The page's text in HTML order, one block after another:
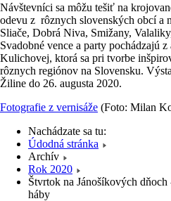
Návštevníci sa môžu tešiť na
odevu z rôznych slovenských obcí a
Sliače, Dobrá Niva, Smižany,
Svadobné vence a party pochádzajú
Kulichovej, ktorá sa pri tvorbe
rôznych regiónov na Slovensku.
Žiline do 26. augusta 2020.
Fotografie z vernisáže (Foto: Milan
Nachádzate sa tu:
Údodná stránka
Archív
Rok 2020
Štvrtok na Jánošíkových
háby